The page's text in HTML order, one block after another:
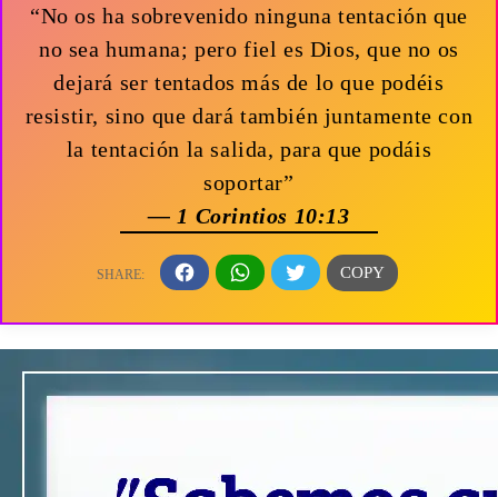
“No os ha sobrevenido ninguna tentación que
no sea humana; pero fiel es Dios, que no os
dejará ser tentados más de lo que podéis
resistir, sino que dará también juntamente con
la tentación la salida, para que podáis
soportar”
— 1 Corintios 10:13